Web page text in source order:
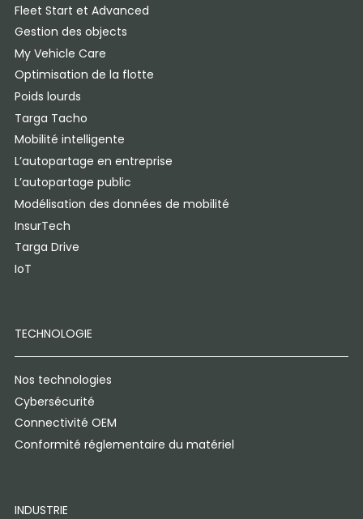
Fleet Start et Advanced
Gestion des objects
My Vehicle Care
Optimisation de la flotte
Poids lourds
Targa Tacho
Mobilité intelligente
L’autopartage en entreprise
L’autopartage public
Modélisation des données de mobilité
InsurTech
Targa Drive
IoT
TECHNOLOGIE
Nos technologies
Cybersécurité
Connectivité OEM
Conformité réglementaire du matériel
INDUSTRIE